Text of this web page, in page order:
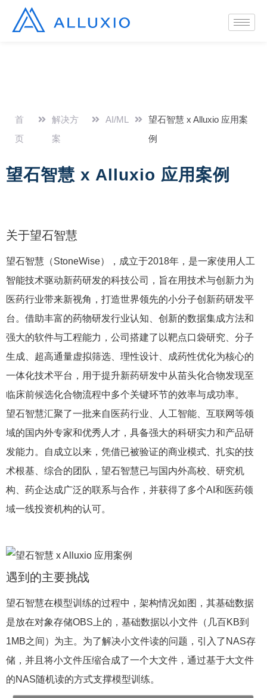
首
页
解决方
案
AI/ML
望石智慧 x Alluxio 应用案
例
望石智慧 x Alluxio 应用案例
关于望石智慧
望石智慧（StoneWise），成立于2018年，是一家使用人工
智能技术驱动新药研发的科技公司，旨在用技术与创新力为
医药行业带来新视角，打造世界领先的小分子创新药研发平
台。借助丰富的药物研发行业认知、创新的数据集成方法和
强大的软件与工程能力，公司搭建了以靶点口袋研究、分子
生成、超高通量虚拟筛选、理性设计、成药性优化为核心的
一体化技术平台，用于提升新药研发中从苗头化合物发现至
临床前候选化合物流程中多个关键环节的效率与成功率。
望石智慧汇聚了一批来自医药行业、人工智能、互联网等领
域的国内外专家和优秀人才，具备强大的科研实力和产品研
发能力。自成立以来，凭借已被验证的商业模式、扎实的技
术根基、综合的团队，望石智慧已与国内外高校、研究机
构、药企达成广泛的联系与合作，并获得了多个AI和医药领
域一线投资机构的认可。
遇到的主要挑战
望石智慧在模型训练的过程中，架构情况如图，其基础数据
是放在对象存储OBS上的，基础数据以小文件（几百KB到
1MB之间）为主。为了解决小文件读的问题，引入了NAS存
储，并且将小文件压缩合成了一个大文件，通过基于大文件
的NAS随机读的方式支撑模型训练。